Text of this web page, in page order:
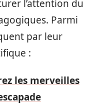
l’attention du
Parmi
par leur
:
les merveilles